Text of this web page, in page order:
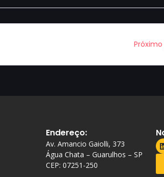
Endereço:
Av. Amancio Gaiolli, 373
Água Chata – Guarulhos – SP
CEP: 07251-250